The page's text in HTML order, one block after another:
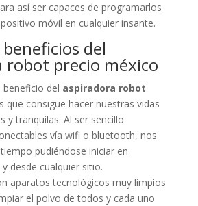
así ser capaces de programarlos
móvil en cualquier insante.
del
robot precio méxico
beneficio del aspiradora robot
que consigue hacer nuestras vidas
y tranquilas. Al ser sencillo
vía wifi o bluetooth, nos
pudiéndose iniciar en
desde cualquier sitio.
aparatos tecnológicos muy limpios
el polvo de todos y cada uno